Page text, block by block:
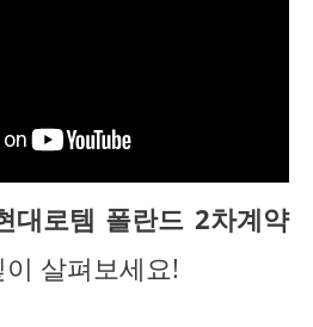
대로템 폴란드 2차계약
살펴보세요!